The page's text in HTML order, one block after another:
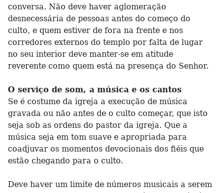
conversa. Não deve haver aglomeração
desnecessária de pessoas antes do começo do
culto, e quem estiver de fora na frente e nos
corredores externos do templo por falta de lugar
no seu interior deve manter-se em atitude
reverente como quem está na presença do Senhor.
O serviço de som, a música e os cantos
Se é costume da igreja a execução de música
gravada ou não antes de o culto começar, que isto
seja sob as ordens do pastor da igreja. Que a
música seja em tom suave e apropriada para
coadjuvar os momentos devocionais dos fiéis que
estão chegando para o culto.
Deve haver um limite de números musicais a serem